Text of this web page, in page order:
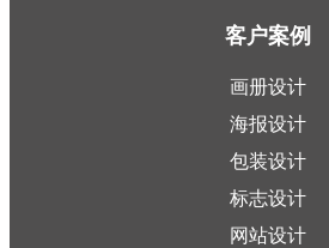
客户案例
画册设计
海报设计
包装设计
标志设计
网站设计